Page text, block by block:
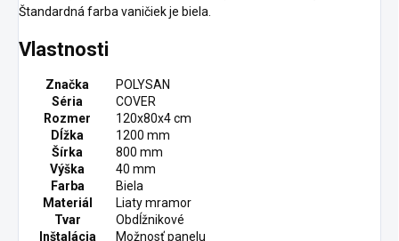
Štandardná farba vaničiek je biela.
Vlastnosti
Značka
POLYSAN
Séria
COVER
Rozmer
120x80x4 cm
Dĺžka
1200 mm
Šírka
800 mm
Výška
40 mm
Farba
Biela
Materiál
Liaty mramor
Tvar
Obdĺžnikové
Inštalácia
Možnosť panelu